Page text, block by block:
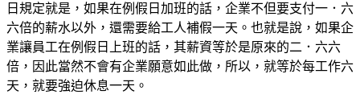
日規定就是，如果在例假日加班的話，企業不但要支付一．六
六倍的薪水以外，還需要給工人補假一天。也就是說，如果企
業讓員工在例假日上班的話，其薪資等於是原來的二．六六
倍，因此當然不會有企業願意如此做，所以，就等於每工作六
天，就要強迫休息一天。